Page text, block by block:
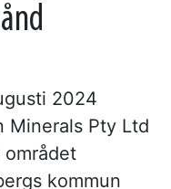
2024
Minerals Pty Ltd
kommun